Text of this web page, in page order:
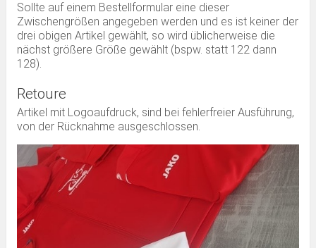
Sollte auf einem Bestellformular eine dieser
Zwischengrößen angegeben werden und es ist keiner der
drei obigen Artikel gewählt, so wird üblicherweise die
nächst größere Größe gewählt (bspw. statt 122 dann
128).
Retoure
Artikel mit Logoaufdruck, sind bei fehlerfreier Ausführung,
von der Rücknahme ausgeschlossen.